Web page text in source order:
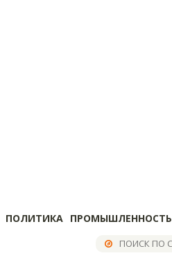
ПОЛИТИКА ПРОМЫШЛЕННОСТЬ